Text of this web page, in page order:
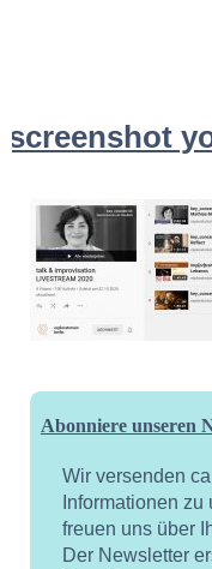
screenshot
Abonniere unseren
Wir versenden
Informationen
freuen uns über
Der Newsletter